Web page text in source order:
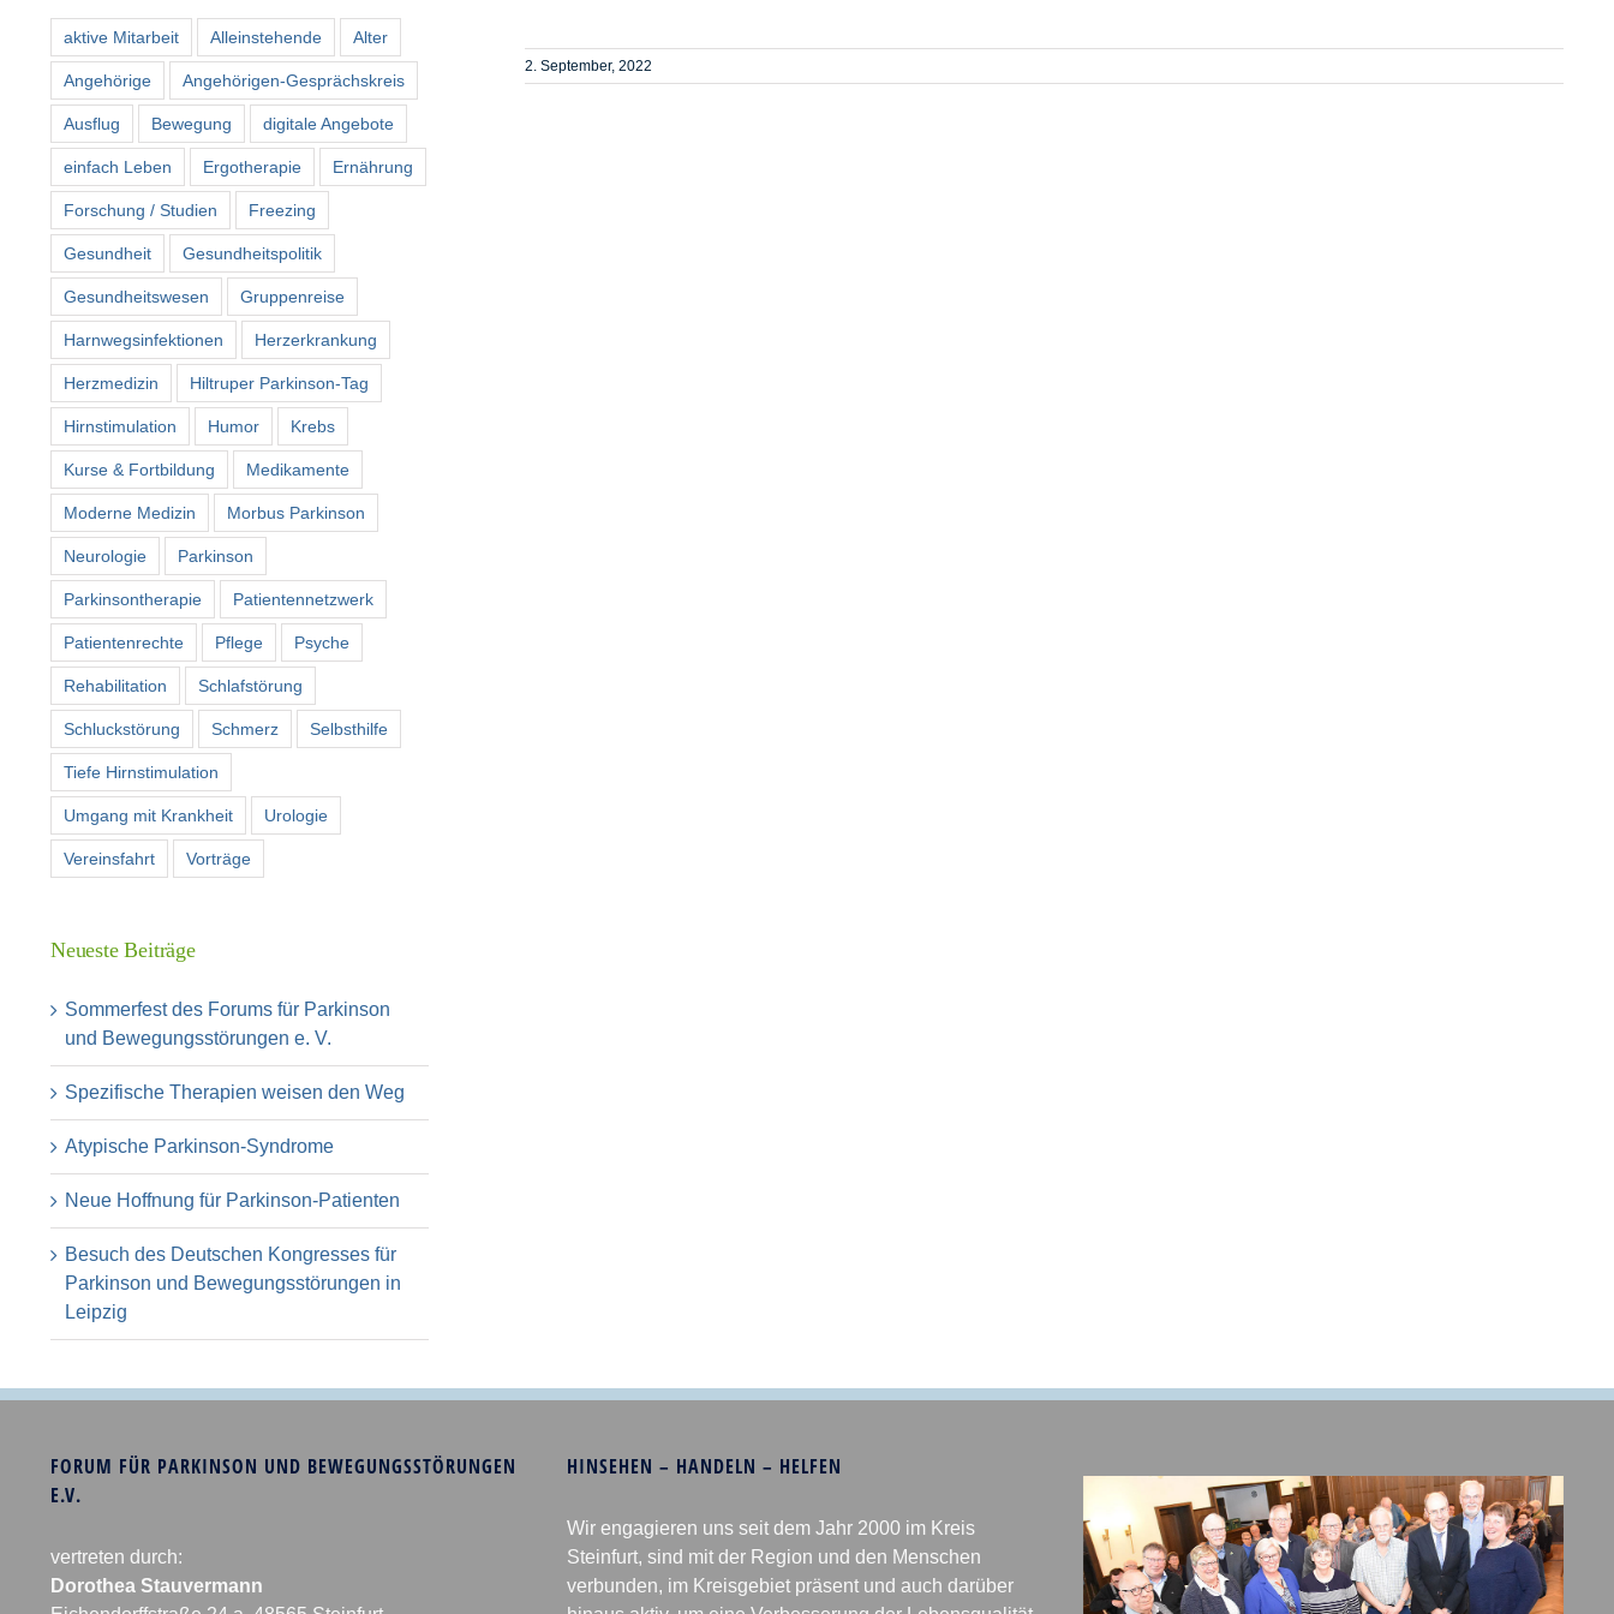
2. September, 2022
aktive Mitarbeit Alleinstehende Alter
Angehörige Angehörigen-Gesprächskreis
Ausflug Bewegung digitale Angebote
einfach Leben Ergotherapie Ernährung
Forschung / Studien Freezing
Gesundheit Gesundheitspolitik
Gesundheitswesen Gruppenreise
Harnwegsinfektionen Herzerkrankung
Herzmedizin Hiltruper Parkinson-Tag
Hirnstimulation Humor Krebs
Kurse & Fortbildung Medikamente
Moderne Medizin Morbus Parkinson
Neurologie Parkinson
Parkinsontherapie Patientennetzwerk
Patientenrechte Pflege Psyche
Rehabilitation Schlafstörung
Schluckstörung Schmerz Selbsthilfe
Tiefe Hirnstimulation
Umgang mit Krankheit Urologie
Vereinsfahrt Vorträge
Neueste Beiträge
Sommerfest des Forums für Parkinson
und Bewegungsstörungen e. V.
Spezifische Therapien weisen den Weg
Atypische Parkinson-Syndrome
Neue Hoffnung für Parkinson-Patienten
Besuch des Deutschen Kongresses für
Parkinson und Bewegungsstörungen in
Leipzig
FORUM FÜR PARKINSON UND BEWEGUNGSSTÖRUNGEN
E.V.
vertreten durch:
Dorothea Stauvermann
HINSEHEN – HANDELN – HELFEN
Wir engagieren uns seit dem Jahr 2000 im Kreis
Steinfurt, sind mit der Region und den Menschen
verbunden, im Kreisgebiet präsent und auch darüber